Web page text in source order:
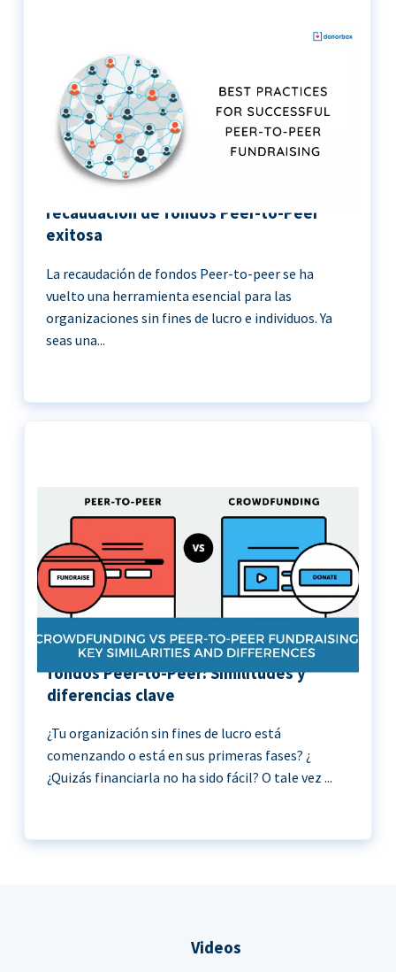
11 Mejores prácticas para una
recaudación de fondos Peer-to-Peer
exitosa
La recaudación de fondos Peer-to-peer se ha
vuelto una herramienta esencial para las
organizaciones sin fines de lucro e individuos. Ya
seas una...
Crowdfunding vs Recaudación de
fondos Peer-to-Peer: Similitudes y
diferencias clave
¿Tu organización sin fines de lucro está
comenzando o está en sus primeras fases? ¿
¿Quizás financiarla no ha sido fácil? O tale vez ...
Videos